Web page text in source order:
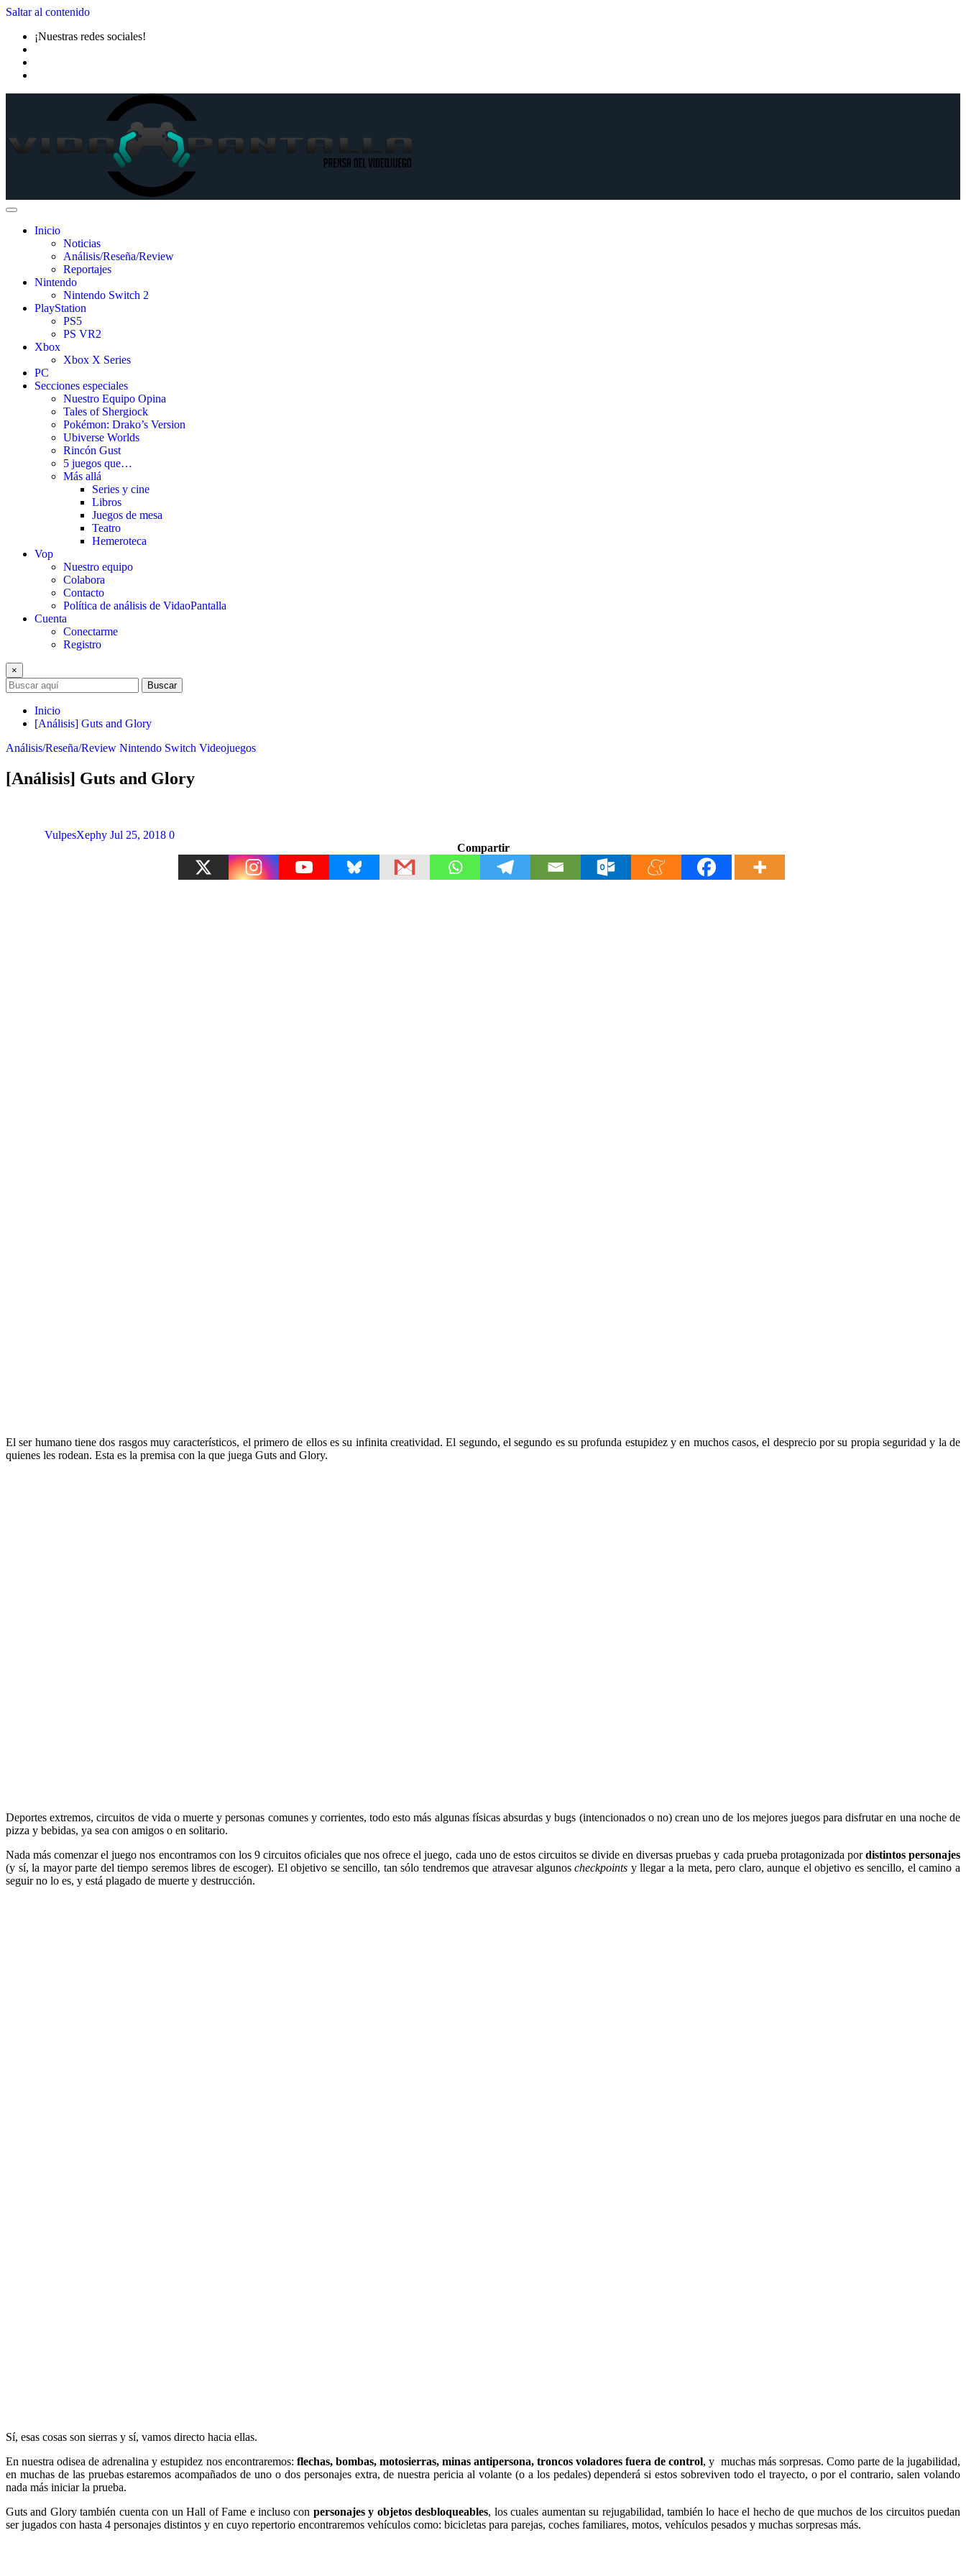
Saltar al contenido
¡Nuestras redes sociales!
Inicio
Noticias
Análisis/Reseña/Review
Reportajes
Nintendo
Nintendo Switch 2
PlayStation
PS5
PS VR2
Xbox
Xbox X Series
PC
Secciones especiales
Nuestro Equipo Opina
Tales of Shergiock
Pokémon: Drako’s Version
Ubiverse Worlds
Rincón Gust
5 juegos que…
Más allá
Series y cine
Libros
Juegos de mesa
Teatro
Hemeroteca
Vop
Nuestro equipo
Colabora
Contacto
Política de análisis de VidaoPantalla
Cuenta
Conectarme
Registro
×
Buscar
Inicio
[Análisis] Guts and Glory
Análisis/Reseña/Review Nintendo Switch Videojuegos
[Análisis] Guts and Glory
VulpesXephy Jul 25, 2018 0
Compartir
El ser humano tiene dos rasgos muy característicos, el primero de ellos es su infinita creatividad. El segundo, el segundo es su profunda estupidez y en muchos casos, el desprecio por su propia seguridad y la de
quienes les rodean. Esta es la premisa con la que juega Guts and Glory.
Deportes extremos, circuitos de vida o muerte y personas comunes y corrientes, todo esto más algunas físicas absurdas y bugs (intencionados o no) crean uno de los mejores juegos para disfrutar en una noche de
pizza y bebidas, ya sea con amigos o en solitario.
Nada más comenzar el juego nos encontramos con los 9 circuitos oficiales que nos ofrece el juego, cada uno de estos circuitos se divide en diversas pruebas y cada prueba protagonizada pordistintos personajes
(y sí, la mayor parte del tiempo seremos libres de escoger). El objetivo se sencillo, tan sólo tendremos que atravesar algunoscheckpoints y llegar a la meta, pero claro, aunque el objetivo es sencillo, el camino a
seguir no lo es, y está plagado de muerte y destrucción.
Sí, esas cosas son sierras y sí, vamos directo hacia ellas.
En nuestra odisea de adrenalina y estupidez nos encontraremos: flechas, bombas, motosierras, minas antipersona, troncos voladores fuera de control, y muchas más sorpresas. Como parte de la jugabilidad,
en muchas de las pruebas estaremos acompañados de uno o dos personajes extra, de nuestra pericia al volante (o a los pedales) dependerá si estos sobreviven todo el trayecto, o por el contrario, salen volando
nada más iniciar la prueba.
Guts and Glory también cuenta con un Hall of Fame e incluso con personajes y objetos desbloqueables, los cuales aumentan su rejugabilidad, también lo hace el hecho de que muchos de los circuitos puedan
ser jugados con hasta 4 personajes distintos y en cuyo repertorio encontraremos vehículos como: bicicletas para parejas, coches familiares, motos, vehículos pesados y muchas sorpresas más.